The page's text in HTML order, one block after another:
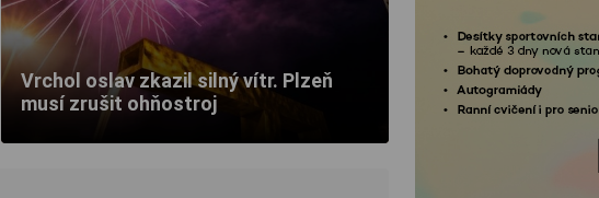
Vrchol oslav zkazil silný vítr. Plzeň
musí zrušit ohňostroj